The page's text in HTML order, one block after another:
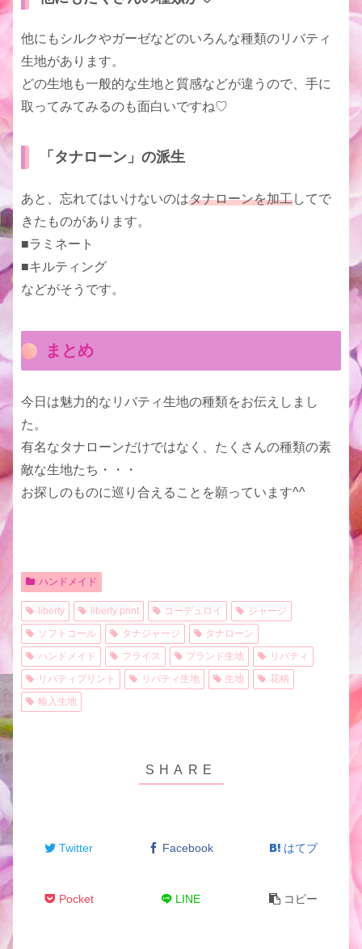
他にもシルクやガーゼなどのいろんな種類のリバティ
生地があります。
どの生地も一般的な生地と質感などが違うので、手に
取ってみてみるのも面白いですね♡
「タナローン」の派生
あと、忘れてはいけないのはタナローンを加工してで
きたものがあります。
■ラミネート
■キルティング
などがそうです。
まとめ
今日は魅力的なリバティ生地の種類をお伝えしまし
た。
有名なタナローンだけではなく、たくさんの種類の素
敵な生地たち・・・
お探しのものに巡り合えることを願っています^^
ハンドメイド
liberty liberty print コーデュロイ
ジャージ
ソフトコール
タナジャージ
タナローン
ハンドメイド
フライス ブランド生地
リバティ
リバティプリント
リバティ生地 生地
花柄
輸入生地
Twitter Facebook はてブ
Pocket LINE コピー